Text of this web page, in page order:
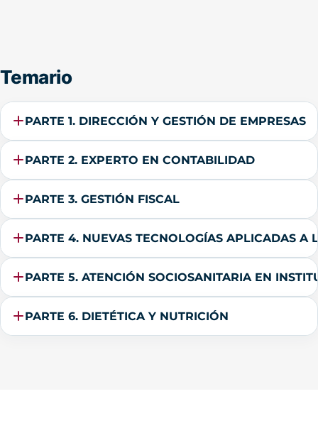
Temario
PARTE 1. DIRECCIÓN Y GESTIÓN DE EMPRESAS
PARTE 2. EXPERTO EN CONTABILIDAD
PARTE 3. GESTIÓN FISCAL
PARTE 4. NUEVAS TECNOLOGÍAS APLICADAS A
PARTE 5. ATENCIÓN SOCIOSANITARIA EN
PARTE 6. DIETÉTICA Y NUTRICIÓN